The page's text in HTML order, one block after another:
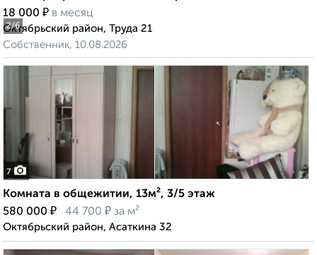
2/6
18 000 ₽ в месяц
Октябрьский район, Труда 21
Собственник, 10.08.2026
7
Комната в общежитии, 13м², 3/5 этаж
580 000 ₽ 44 700 ₽ за м²
Октябрьский район, Асаткина 32